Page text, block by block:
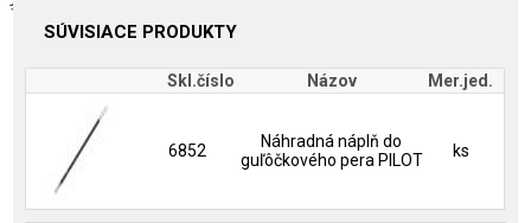
SÚVISIACE PRODUKTY
Skl.číslo Názov Mer.jed.
6852
Náhradná náplň do
guľôčkového pera PILOT
ks